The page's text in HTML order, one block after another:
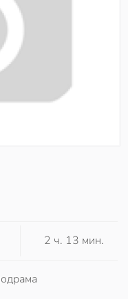
2 ч. 13 мин.